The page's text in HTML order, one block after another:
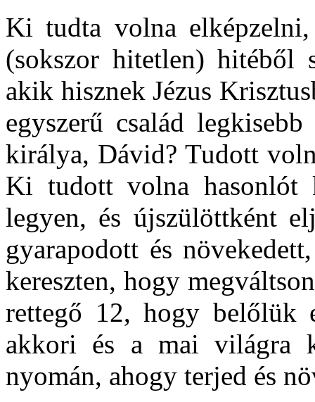
Ki tudta volna
(sokszor hitetlen) hitéből
akik hisznek Jézus
egyszerű család
királya, Dávid? Tudott
Ki tudott volna hasonlót
legyen, és újszülöttként
gyarapodott és
kereszten, hogy
rettegő 12, hogy belőlük
akkori és a mai világra
nyomán, ahogy terjed és